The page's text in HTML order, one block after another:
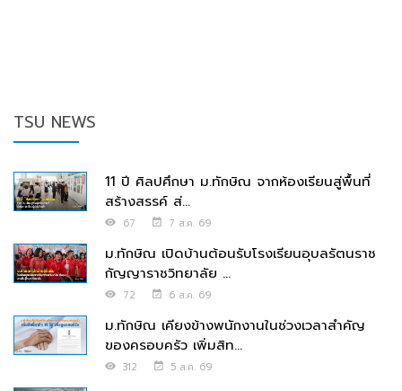
TSU NEWS
11 ปี ศิลปศึกษา ม.ทักษิณ จากห้องเรียนสู่พื้นที่
สร้างสรรค์ ส่...
67 7 ส.ค. 69
ม.ทักษิณ เปิดบ้านต้อนรับโรงเรียนอุบลรัตนราช
กัญญาราชวิทยาลัย ...
72 6 ส.ค. 69
ม.ทักษิณ เคียงข้างพนักงานในช่วงเวลาสำคัญ
ของครอบครัว เพิ่มสิท...
312 5 ส.ค. 69